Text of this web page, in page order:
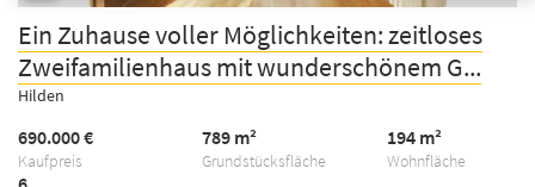
Ein Zuhause voller Möglichkeiten: zeitloses
Zweifamilienhaus mit wunderschönem G...
Hilden
Kaufpreis
690.000 €
Grundstücksfläche
789 m²
Wohnfläche
194 m²